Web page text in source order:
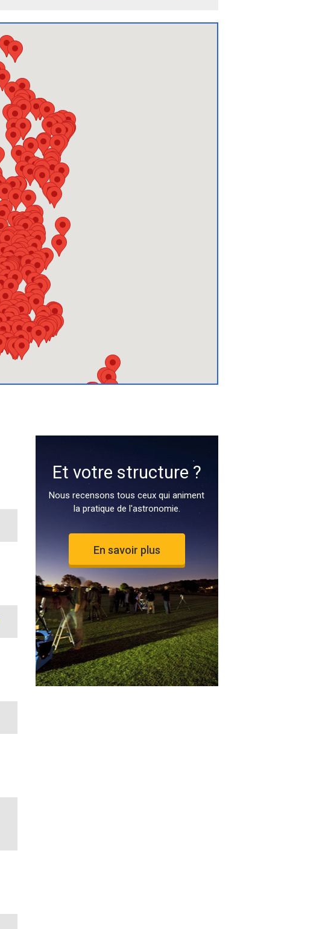
Et votre structure ?
Nous recensons tous ceux qui animent
la pratique de l'astronomie.
En savoir plus